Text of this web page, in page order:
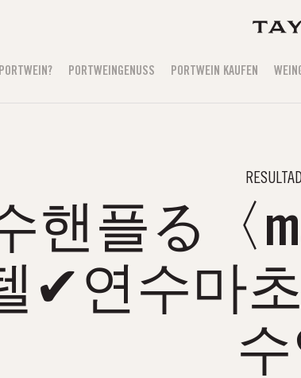
PORTWEINGENUSS PORTWEIN KAUFEN
핸플る〈
✔연수마